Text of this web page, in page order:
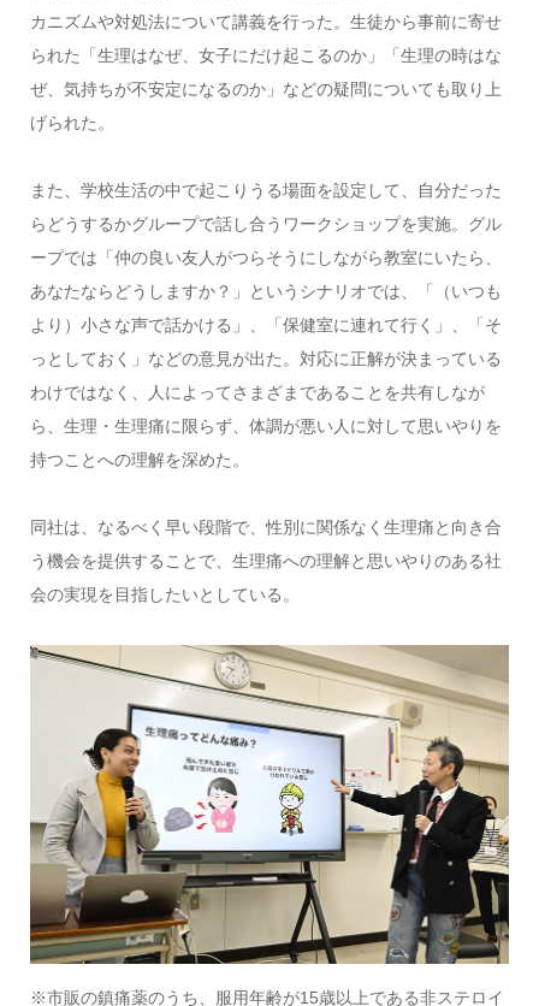
カニズムや対処法について講義を行った。生徒から事前に寄せ
られた「生理はなぜ、女子にだけ起こるのか」「生理の時はな
ぜ、気持ちが不安定になるのか」などの疑問についても取り上
げられた。
また、学校生活の中で起こりうる場面を設定して、自分だった
らどうするかグループで話し合うワークショップを実施。グル
ープでは「仲の良い友人がつらそうにしながら教室にいたら、
あなたならどうしますか？」というシナリオでは、「（いつも
より）小さな声で話かける」、「保健室に連れて行く」、「そ
っとしておく」などの意見が出た。対応に正解が決まっている
わけではなく、人によってさまざまであることを共有しなが
ら、生理・生理痛に限らず、体調が悪い人に対して思いやりを
持つことへの理解を深めた。
同社は、なるべく早い段階で、性別に関係なく生理痛と向き合
う機会を提供することで、生理痛への理解と思いやりのある社
会の実現を目指したいとしている。
※市販の鎮痛薬のうち、服用年齢が15歳以上である非ステロイ